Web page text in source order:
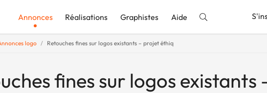
Annonces Réalisations Graphistes Aide
logo Retouches fines sur logos existants – projet éthiq
fines sur logos existants